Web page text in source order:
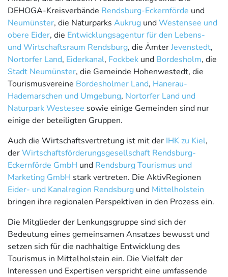
DEHOGA-Kreisverbände Rendsburg-Eckernförde und
Neumünster, die Naturparks Aukrug undWestensee und
obere Eider, die Entwicklungsagentur für den Lebens-
und Wirtschaftsraum Rendsburg, die ÄmterJevenstedt,
Nortorfer Land, Eiderkanal, Fockbek und Bordesholm, die
Stadt Neumünster, die Gemeinde Hohenwestedt, die
Tourismusvereine Bordesholmer Land, Hanerau-
Hademarschen und Umgebung, Nortorfer Land und
Naturpark Westesee sowie einige Gemeinden sind nur
einige der beteiligten Gruppen.
Auch die Wirtschaftsvertretung ist mit der IHK zu Kiel,
derWirtschaftsförderungsgesellschaft Rendsburg-
Eckernförde GmbH und Rendsburg Tourismus und
Marketing GmbH stark vertreten. Die AktivRegionen
Eider- und Kanalregion Rendsburg und Mittelholstein
bringen ihre regionalen Perspektiven in den Prozess ein.
Die Mitglieder der Lenkungsgruppe sind sich der
Bedeutung eines gemeinsamen Ansatzes bewusst und
setzen sich für die nachhaltige Entwicklung des
Tourismus in Mittelholstein ein. Die Vielfalt der
Interessen und Expertisen verspricht eine umfassende